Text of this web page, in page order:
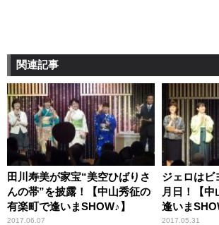
関連記事
田川寿美が家宝“美空ひばりさ
んの帯”を披露！【中山秀征の
有楽町で逢いまSHOW♪】
2017.06.07
ジェロはビ
月日！【
逢いま
2017.05.31